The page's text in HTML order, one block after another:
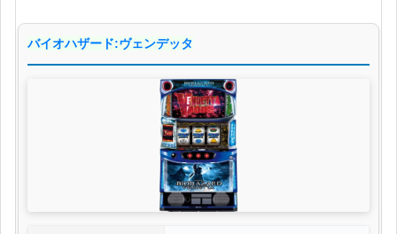
バイオハザード:ヴェンデッタ